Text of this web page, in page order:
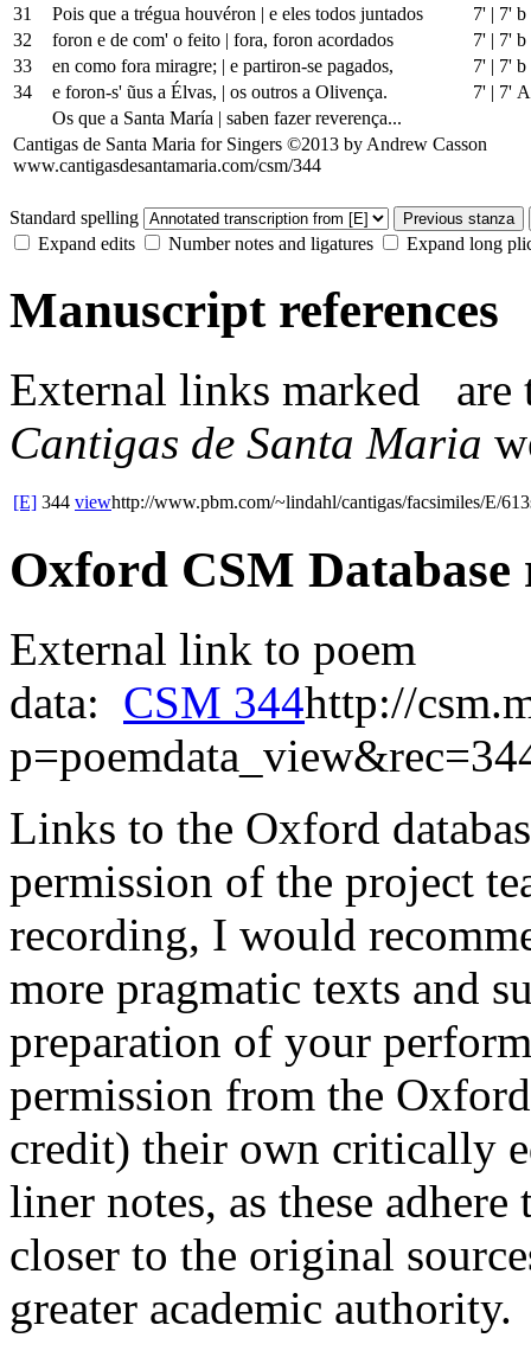
31 Pois que a trégua houvéron | e eles todos juntados 7' | 7' b
32
foron e de com' o feito | fora, foron acordados 7' | 7' b
33
en como fora miragre; | e partiron-se pagados, 7' | 7' b
34
e foron-s' ũus a Élvas, | os outros a Olivença. 7' | 7' A
Os que a Santa María | saben fazer reverença...
Cantigas de Santa Maria for Singers ©2013 by Andrew Casson
www.cantigasdesantamaria.com/csm/344
Standard spelling Previous stanza
Expand edits Number notes and ligatures Expand long
Manuscript references
External links marked
are
Cantigas de Santa Maria
[E] 344 viewhttp://www.pbm.com/~lindahl/cantigas/facsimiles/E/
Oxford CSM Database
External link to poem
data: CSM 344http://
Links to the Oxford
permission of the project
recording, I would
more pragmatic texts and
preparation of your
permission from the
credit) their own critically
liner notes, as these
closer to the original
greater academic authority.